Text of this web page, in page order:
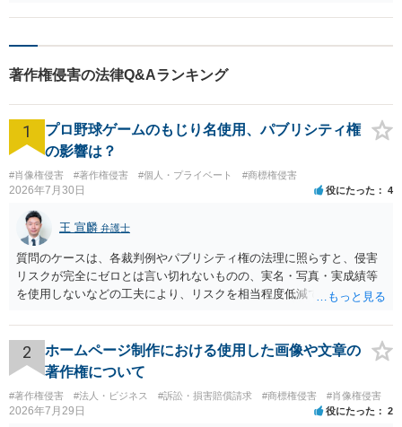
ので依頼者の言う「著作者人格権も購入した」という言い分は法律上
いうことですが、通常は「著作者人格権は行使しません」と発言した
というものがあります。 これは著作者（=あなた）の無断で著作物（=
イラスト）を改変されないという権利というです。 依頼者が無断でイ
害したことになります。 この点はあなたがお書きになられているとお
が公表したり使用することは自由です。 著作者人格権の中には公表権
というものもありますが、これは未発表の作品を無断で公表されない
という権利なので今回のケースでは当てはまりません。 あなたが制作
したイラストを依頼者が「自分の自作だ」と発表する行為について
は、著作者人格権の中の一つである氏名表示権を侵害する可能性があ
いれば別ですが、そうでない場合は原則として著作者であるあなたは
自分の名前をイラストに表示するよう要求できます。 他方、依頼者に
は著作権を譲渡してしまっているので依頼者による再販を禁止するこ
とは難しいでしょう。 ただし、この場合も「再販するなら私の作品だ
ときちんと表示するように」と要求することはできます。 あなたには
氏名表示権があるからです。 なお、依頼者との取決めで「再販禁止」
著作権侵害の法律Q&Aランキング
1
プロ野球ゲームのもじり名使用、パブリシティ権
の影響は？
#肖像権侵害 #著作権侵害 #個人・プライベート #商標権侵害
2026年7月30日 役にたった 4
王 宣麟 弁護士
質問のケースは、各裁判例やパブリシティ権の法理に照らすと、侵害
リスクが完全にゼロとは言い切れないものの、実名・写真・実成績等
を使用しないなどの工夫により、リスクを相当程度低減できる設計に
推測できる」という点は、裁判で争われた場合に「専ら顧客吸引力の
利用を目的とする」と判断される余地を残すため、一定の注意が必要
です。 また、広告収益の有無は、侵害判断に一定の影響を与える可能
性がありますが、決定的要因ではありません。 パブリシティ権侵害の
成否は、主に「専ら顧客吸引力の利用を目的とするか」という点で判
断されます。広告収益があることは「商業的目的」を強く示す要素で
2
ホームページ制作における使用した画像や文章の
著作権について
#著作権侵害 #法人・ビジネス #訴訟・損害賠償請求 #商標権侵害 #肖像権侵害
2026年7月29日 役にたった 2